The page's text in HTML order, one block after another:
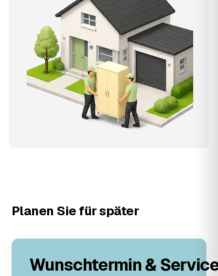
Planen Sie für später
Wunschtermin &